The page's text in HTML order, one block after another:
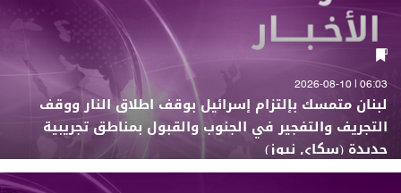
06:03 | 2026-08-10
لبنان متمسك بإلتزام إسرائيل بوقف اطلاق النار ووقف
التجريف والتفجير في الجنوب والقبول بمناطق تجريبية
جديدة (سكاي نيوز)